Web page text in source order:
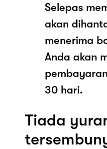
Selepas
akan
menerima
Anda akan
30 hari.
Tiada